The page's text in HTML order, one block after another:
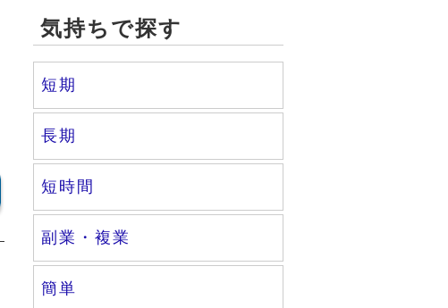
気持ちで探す
短期
長期
短時間
副業・複業
簡単